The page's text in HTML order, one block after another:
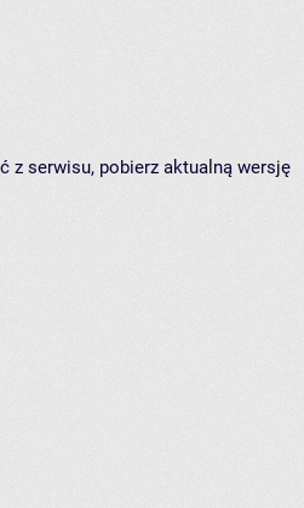
z serwisu, pobierz aktualną wersję